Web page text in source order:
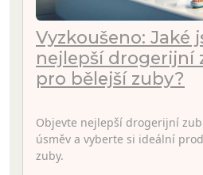
Vyzkoušeno: Jaké
nejlepší drogerijní
pro bělejší zuby?
Objevte nejlepší drogerijní
úsměv a vyberte si ideální
zuby.